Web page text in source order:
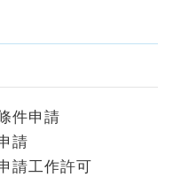
件申請
請
請工作許可